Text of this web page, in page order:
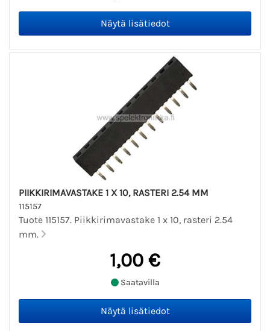
PIIKKIRIMAVASTAKE 1 X 10, RASTERI 2.54 MM
115157
Tuote 115157. Piikkirimavastake 1 x 10, rasteri 2.54
mm.
1,00 €
Saatavilla